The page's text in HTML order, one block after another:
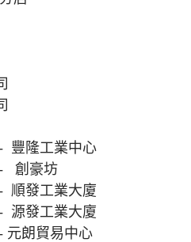
豐隆工業中心
- 創豪坊
順發工業大廈
源發工業大廈
元朗貿易中心